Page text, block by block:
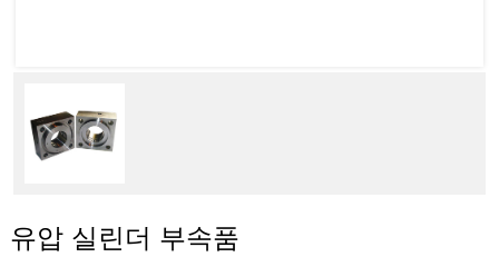
유압 실린더 부속품